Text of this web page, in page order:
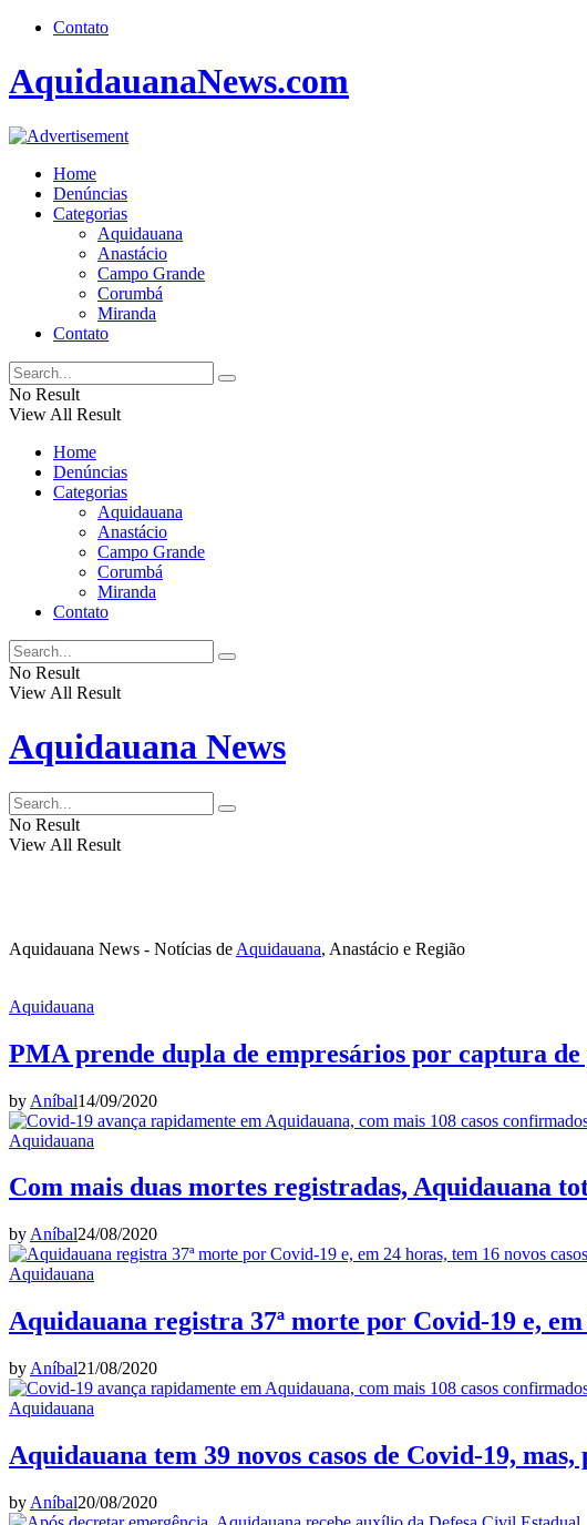
Contato
AquidauanaNews.com
Home
Denúncias
Categorias
Aquidauana
Anastácio
Campo Grande
Corumbá
Miranda
Contato
No Result
View All Result
Home
Denúncias
Categorias
Aquidauana
Anastácio
Campo Grande
Corumbá
Miranda
Contato
No Result
View All Result
Aquidauana News
No Result
View All Result
Aquidauana News - Notícias de Aquidauana, Anastácio e Região
Aquidauana
PMA prende dupla de empresários por captura
by Aníbal14/09/2020
Aquidauana
Com mais duas mortes registradas, Aquidauana
by Aníbal24/08/2020
Aquidauana
Aquidauana registra 37ª morte por Covid-19 e,
by Aníbal21/08/2020
Aquidauana
Aquidauana tem 39 novos casos de Covid-19,
by Aníbal20/08/2020